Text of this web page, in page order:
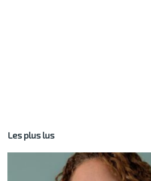
Les plus lus